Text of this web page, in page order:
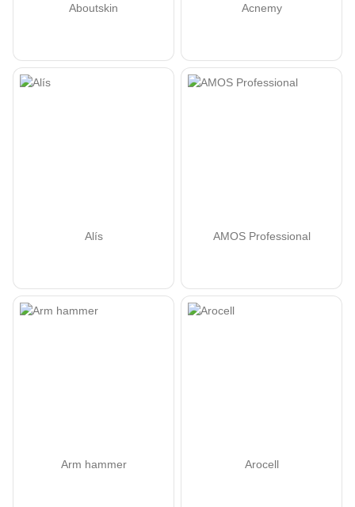
Aboutskin Acnemy
Alís AMOS Professional
Arm hammer Arocell